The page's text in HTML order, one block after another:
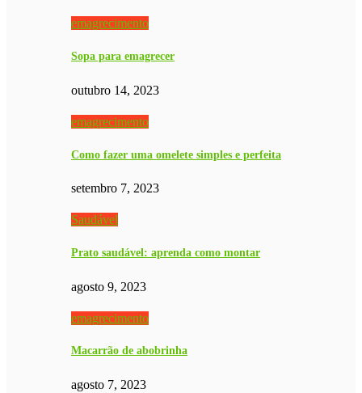
emagrecimento
Sopa para emagrecer
outubro 14, 2023
emagrecimento
Como fazer uma omelete simples e perfeita
setembro 7, 2023
Saudável
Prato saudável: aprenda como montar
agosto 9, 2023
emagrecimento
Macarrão de abobrinha
agosto 7, 2023